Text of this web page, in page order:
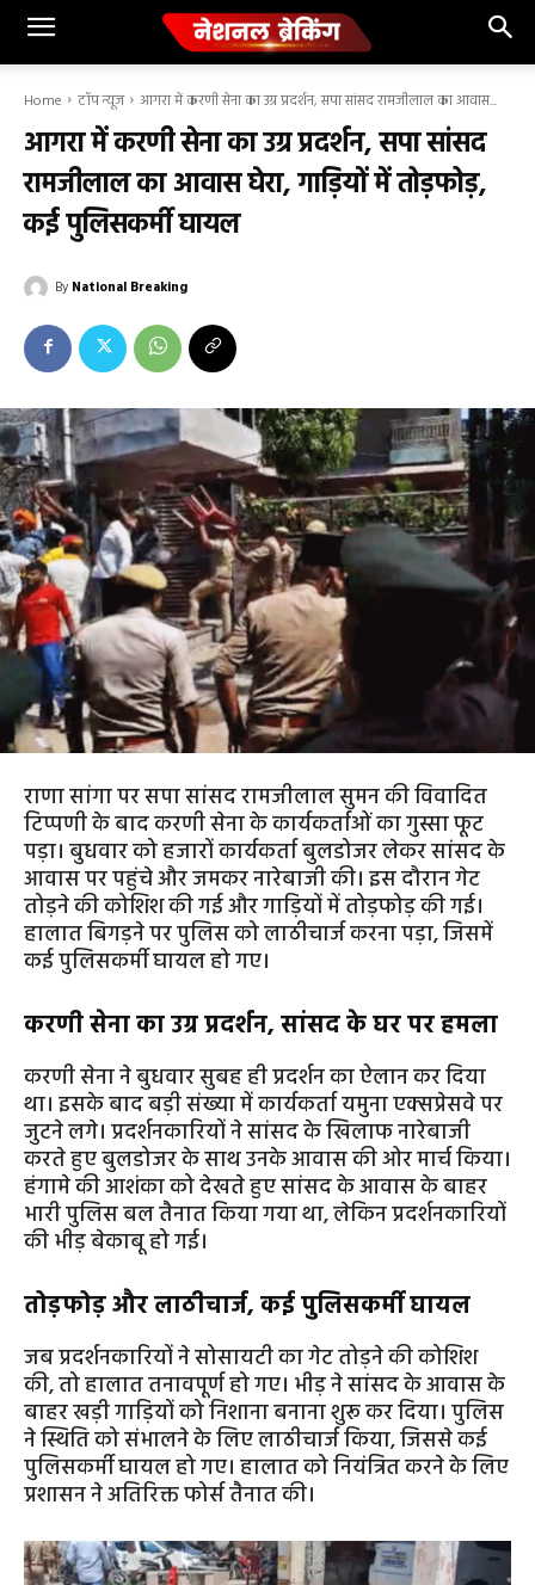
Home टॉप न्यूज आगरा में करणी सेना का उग्र प्रदर्शन, सपा सांसद रामजीलाल का आवास...
आगरा में करणी सेना का उग्र प्रदर्शन, सपा सांसद
रामजीलाल का आवास घेरा, गाड़ियों में तोड़फोड़,
कई पुलिसकर्मी घायल
By National Breaking
राणा सांगा पर सपा सांसद रामजीलाल सुमन की विवादित
टिप्पणी के बाद करणी सेना के कार्यकर्ताओं का गुस्सा फूट
पड़ा। बुधवार को हजारों कार्यकर्ता बुलडोजर लेकर सांसद के
आवास पर पहुंचे और जमकर नारेबाजी की। इस दौरान गेट
तोड़ने की कोशिश की गई और गाड़ियों में तोड़फोड़ की गई।
हालात बिगड़ने पर पुलिस को लाठीचार्ज करना पड़ा, जिसमें
कई पुलिसकर्मी घायल हो गए।
करणी सेना का उग्र प्रदर्शन, सांसद के घर पर हमला
करणी सेना ने बुधवार सुबह ही प्रदर्शन का ऐलान कर दिया
था। इसके बाद बड़ी संख्या में कार्यकर्ता यमुना एक्सप्रेसवे पर
जुटने लगे। प्रदर्शनकारियों ने सांसद के खिलाफ नारेबाजी
करते हुए बुलडोजर के साथ उनके आवास की ओर मार्च किया।
हंगामे की आशंका को देखते हुए सांसद के आवास के बाहर
भारी पुलिस बल तैनात किया गया था, लेकिन प्रदर्शनकारियों
की भीड़ बेकाबू हो गई।
तोड़फोड़ और लाठीचार्ज, कई पुलिसकर्मी घायल
जब प्रदर्शनकारियों ने सोसायटी का गेट तोड़ने की कोशिश
की, तो हालात तनावपूर्ण हो गए। भीड़ ने सांसद के आवास के
बाहर खड़ी गाड़ियों को निशाना बनाना शुरू कर दिया। पुलिस
ने स्थिति को संभालने के लिए लाठीचार्ज किया, जिससे कई
पुलिसकर्मी घायल हो गए। हालात को नियंत्रित करने के लिए
प्रशासन ने अतिरिक्त फोर्स तैनात की।